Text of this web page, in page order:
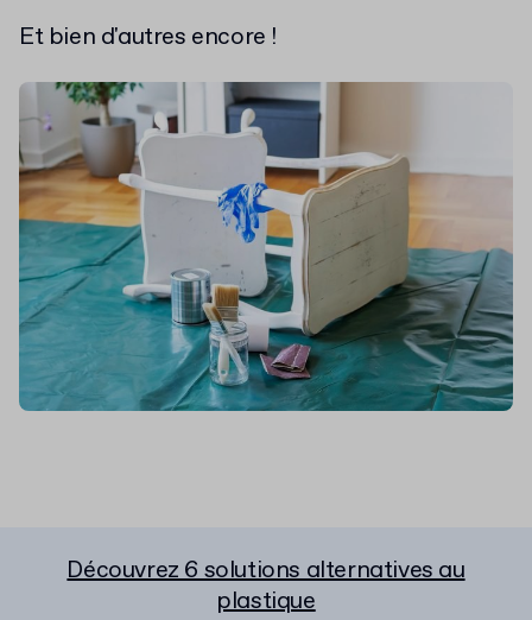
Et bien d'autres encore !
Découvrez 6 solutions alternatives au
plastique